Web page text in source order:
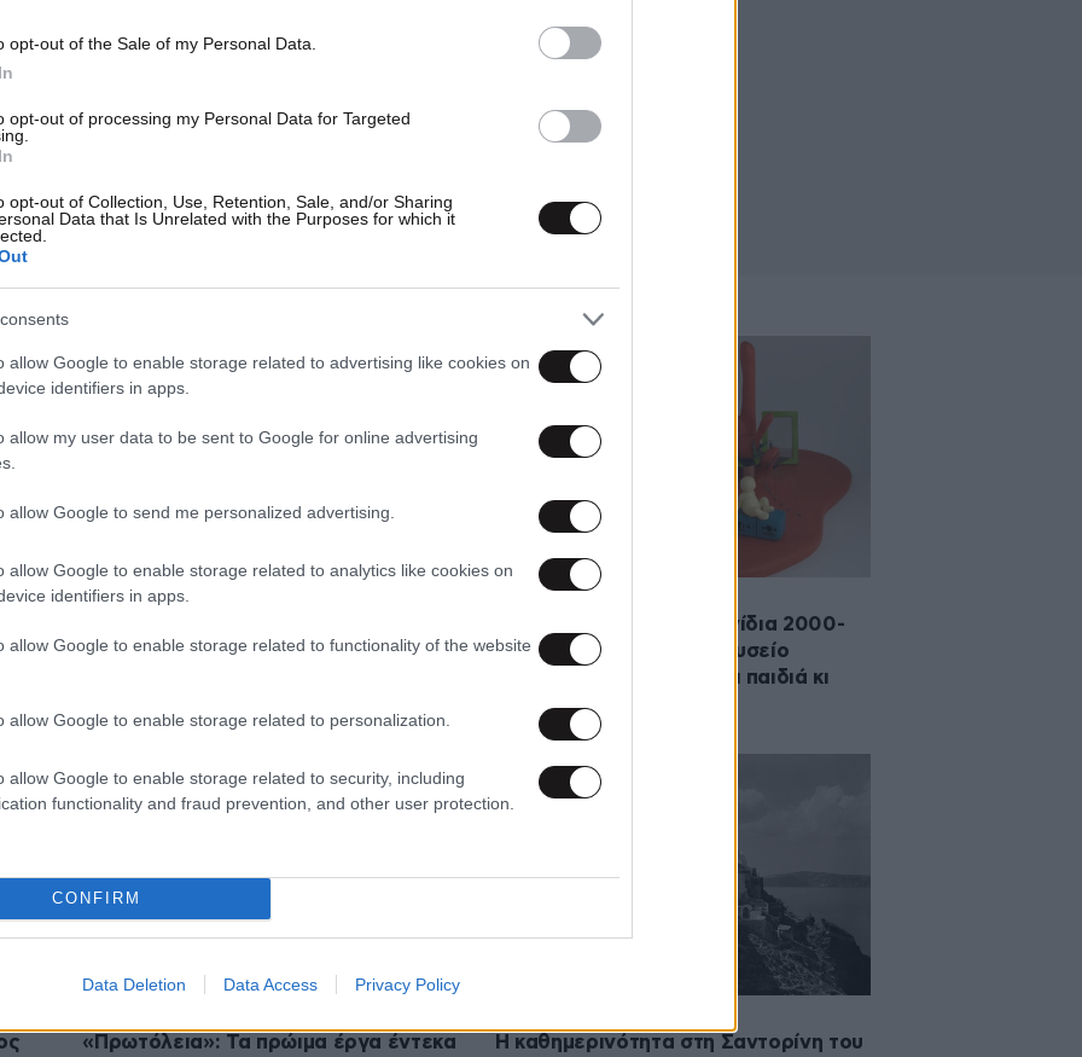
opt-out of the Sale of my Personal Data.
opt-out of processing my Personal Data for Targeted
opt-out of Collection, Use, Retention, Sale, and/or Sharing
Data that Is Unrelated with the Purposes for which it
allow Google to enable storage related to advertising like cookies on
identifiers in apps.
allow my user data to be sent to Google for online advertising
allow Google to send me personalized advertising.
allow Google to enable storage related to analytics like cookies on
identifiers in apps.
allow Google to enable storage related to functionality of the website
allow Google to enable storage related to personalization.
allow Google to enable storage related to security, including
functionality and fraud prevention, and other user protection.
CONFIRM
Data Deletion Data Access Privacy Policy
12·12·2025 09:00
με δράσεις για όλη την οικογένεια
«Παιδικές Χαρές & Παιχνίδια 2000-
2025»: Η έκθεση στο Μουσείο
Μπενάκη που θα μαγέψει παιδιά κι
ενήλικες
«Πρωτόλεια»: Τα πρώιμα έργα έντεκα
Η καθημερινότητα στη Σαντορίνη του